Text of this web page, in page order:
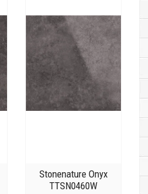
Stonenature Onyx
TTSN0460W